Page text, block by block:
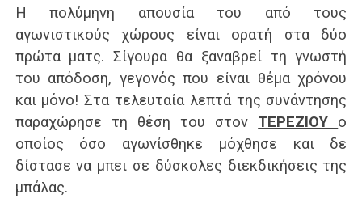
Η πολύμηνη απουσία του από τους
αγωνιστικούς χώρους είναι ορατή στα δύο
πρώτα ματς. Σίγουρα θα ξαναβρεί τη γνωστή
του απόδοση, γεγονός που είναι θέμα χρόνου
και μόνο! Στα τελευταία λεπτά της συνάντησης
παραχώρησε τη θέση του στον ΤΕΡΕΖΙΟΥ ο
οποίος όσο αγωνίσθηκε μόχθησε και δε
δίστασε να μπει σε δύσκολες διεκδικήσεις της
μπάλας.